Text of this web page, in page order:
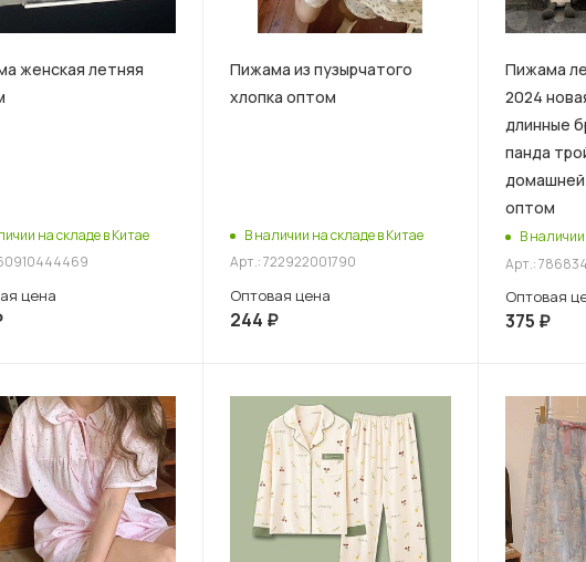
женская летняя
на складе в Китае
цена
Пижама из пузырчатого
хлопка оптом
В наличии на складе в Китае
Арт.: 722922001790
Оптовая цена
244 ₽
Пижама
2024
длинные
панда
оптом
В
Арт.:
Оптовая
375 ₽